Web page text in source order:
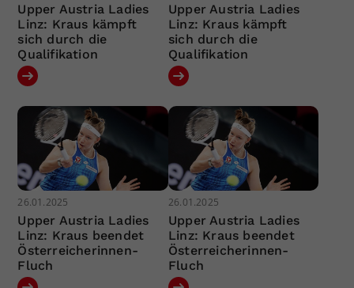
Upper Austria Ladies
Linz: Kraus kämpft
sich durch die
Qualifikation
Upper Austria Ladies
Linz: Kraus kämpft
sich durch die
Qualifikation
26.01.2025
Upper Austria Ladies
Linz: Kraus beendet
Österreicherinnen-
Fluch
26.01.2025
Upper Austria Ladies
Linz: Kraus beendet
Österreicherinnen-
Fluch